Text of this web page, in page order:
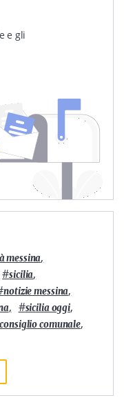
e gli
messina,
#sicilia,
notizie messina,
, #sicilia oggi,
consiglio comunale,